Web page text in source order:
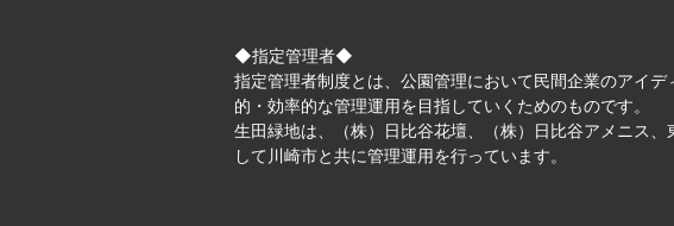
◆指定管理者◆
指定管理者制度とは、公園管理において民間企業のアイ
的・効率的な管理運用を目指していくためのものです。
生田緑地は、（株）日比谷花壇、（株）日比谷アメニス
して川崎市と共に管理運用を行っています。